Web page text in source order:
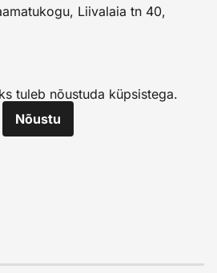
Liivalaia tn 40,
tuleb nõustuda küpsistega.
Nõustu